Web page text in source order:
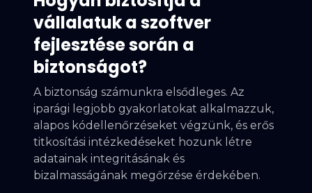
vállalatuk a szoftver
fejlesztése során a
biztonságot?
A biztonság számunkra elsődleges. Az
iparági legjobb gyakorlatokat alkalmazzuk,
alapos kódellenőrzéseket végzünk, és erős
titkosítási intézkedéseket hozunk létre
adatainak integritásának és
bizalmasságának megőrzése érdekében.